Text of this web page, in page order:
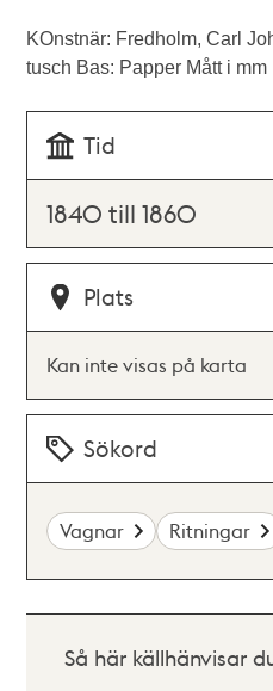
KOnstnär: Fredholm, Carl
tusch Bas: Papper Mått i mm
Tid
1840 till 1860
Plats
Kan inte visas på karta
Sökord
Vagnar Ritningar
Så här källhänvisar